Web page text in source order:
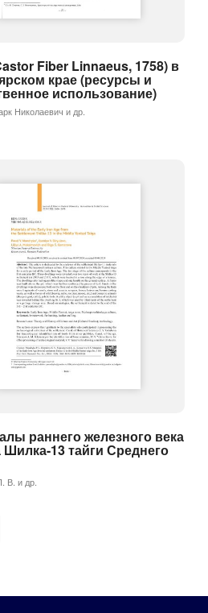
Fiber Linnaeus, 1758) в
крае (ресурсы и
использование)
Николаевич и др.
раннего железного века
13 тайги Среднего
В. и др.